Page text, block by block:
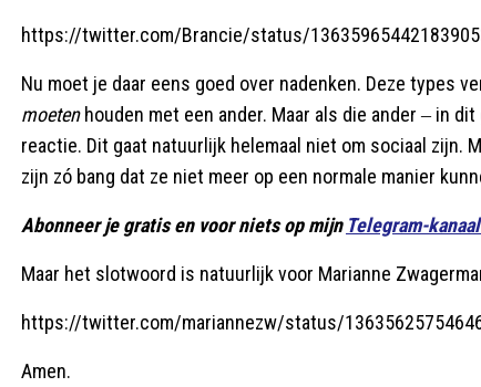
https://twitter.com/Brancie/status/
Nu moet je daar eens goed over nadenken. Deze types
moetenhouden met een ander. Maar als die ander ‒ in
reactie. Dit gaat natuurlijk helemaal niet om sociaal zijn.
zijn zó bang dat ze niet meer op een normale manier
Abonneer je gratis en voor niets op mijn Telegram-
Maar het slotwoord is natuurlijk voor Marianne
https://twitter.com/mariannezw/status/
Amen.